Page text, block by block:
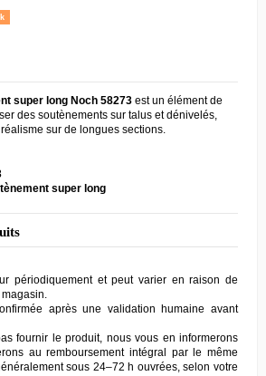
super long Noch 58273 est un élément de
des soutènements sur talus et dénivelés,
sur de longues sections.
super long
périodiquement et peut varier en raison de
après une validation humaine avant
fournir le produit, nous vous en informerons
au remboursement intégral par le même
sous 24–72 h ouvrées, selon votre